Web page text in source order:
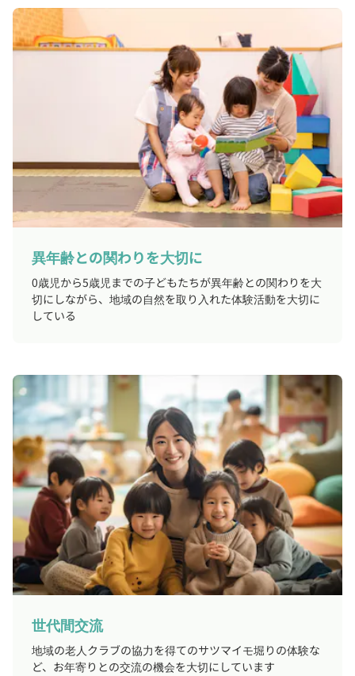
異年齢との関わりを大切に
0歳児から5歳児までの子どもたちが異年齢との関わりを大
切にしながら、地域の自然を取り入れた体験活動を大切に
している
世代間交流
地域の老人クラブの協力を得てのサツマイモ堀りの体験な
ど、お年寄りとの交流の機会を大切にしています